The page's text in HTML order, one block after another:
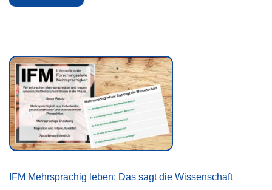
MORE
BEST
PRACTICE
IFM Mehrsprachig leben: Das sagt die Wissenschaft